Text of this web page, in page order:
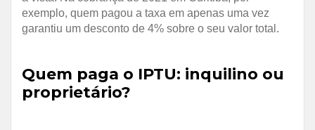
exemplo, quem pagou a taxa em apenas uma vez
garantiu um desconto de 4% sobre o seu valor total.
Quem paga o IPTU: inquilino ou
proprietário?